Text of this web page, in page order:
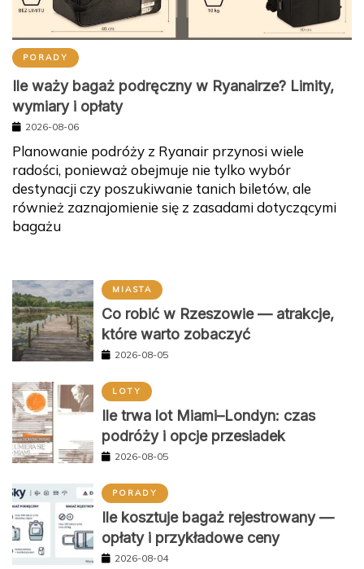
PORADY
Ile waży bagaż podręczny w Ryanairze? Limity,
wymiary i opłaty
2026-08-06
Planowanie podróży z Ryanair przynosi wiele
radości, ponieważ obejmuje nie tylko wybór
destynacji czy poszukiwanie tanich biletów, ale
również zaznajomienie się z zasadami dotyczącymi
bagażu
MIASTA
Co robić w Rzeszowie — atrakcje,
które warto zobaczyć
2026-08-05
LOTY
Ile trwa lot Miami–Londyn: czas
podróży i opcje przesiadek
2026-08-05
PORADY
Ile kosztuje bagaż rejestrowany —
opłaty i przykładowe ceny
2026-08-04